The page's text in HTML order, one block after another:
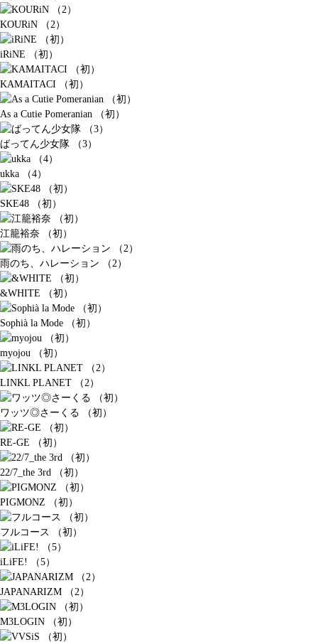
KOURiN （2）
iRiNE （初）
KAMAITACI （初）
As a Cutie Pomeranian （初）
ばってん少女隊 （3）
ukka （4）
SKE48 （初）
江籠裕奈 （初）
雨のち、ハレーション （2）
&WHITE （初）
Sophià la Mode （初）
myojou （初）
LINKL PLANET （2）
ワッツ◎さーくる （初）
RE-GE （初）
22/7_the 3rd （初）
PIGMONZ （初）
フルコース （初）
iLiFE! （5）
JAPANARIZM （2）
M3LOGIN （初）